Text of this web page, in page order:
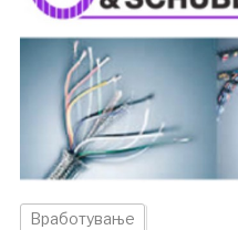
Вработување